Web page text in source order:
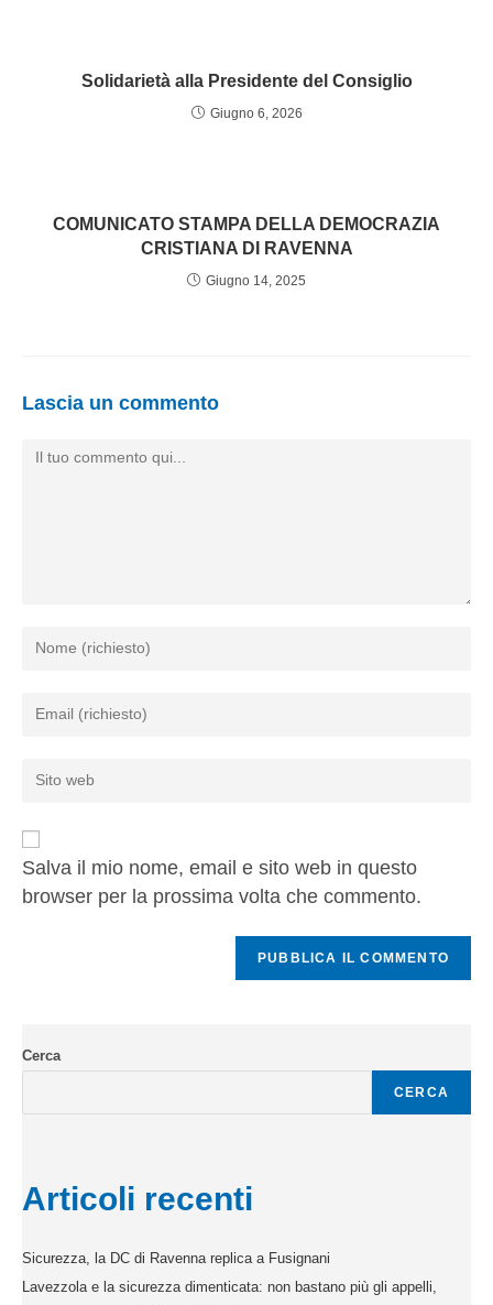
Solidarietà alla Presidente del Consiglio
Giugno 6, 2026
COMUNICATO STAMPA DELLA DEMOCRAZIA
CRISTIANA DI RAVENNA
Giugno 14, 2025
Lascia un commento
Salva il mio nome, email e sito web in questo
browser per la prossima volta che commento.
Cerca
CERCA
Articoli recenti
Sicurezza, la DC di Ravenna replica a Fusignani
Lavezzola e la sicurezza dimenticata: non bastano più gli appelli,